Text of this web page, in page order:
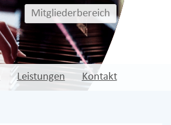
Mitgliederbereich
Leistungen Kontakt